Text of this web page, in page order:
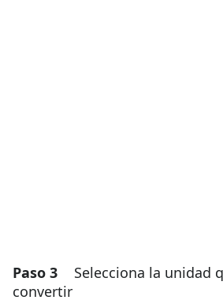
Paso 3
Selecciona la unidad
convertir